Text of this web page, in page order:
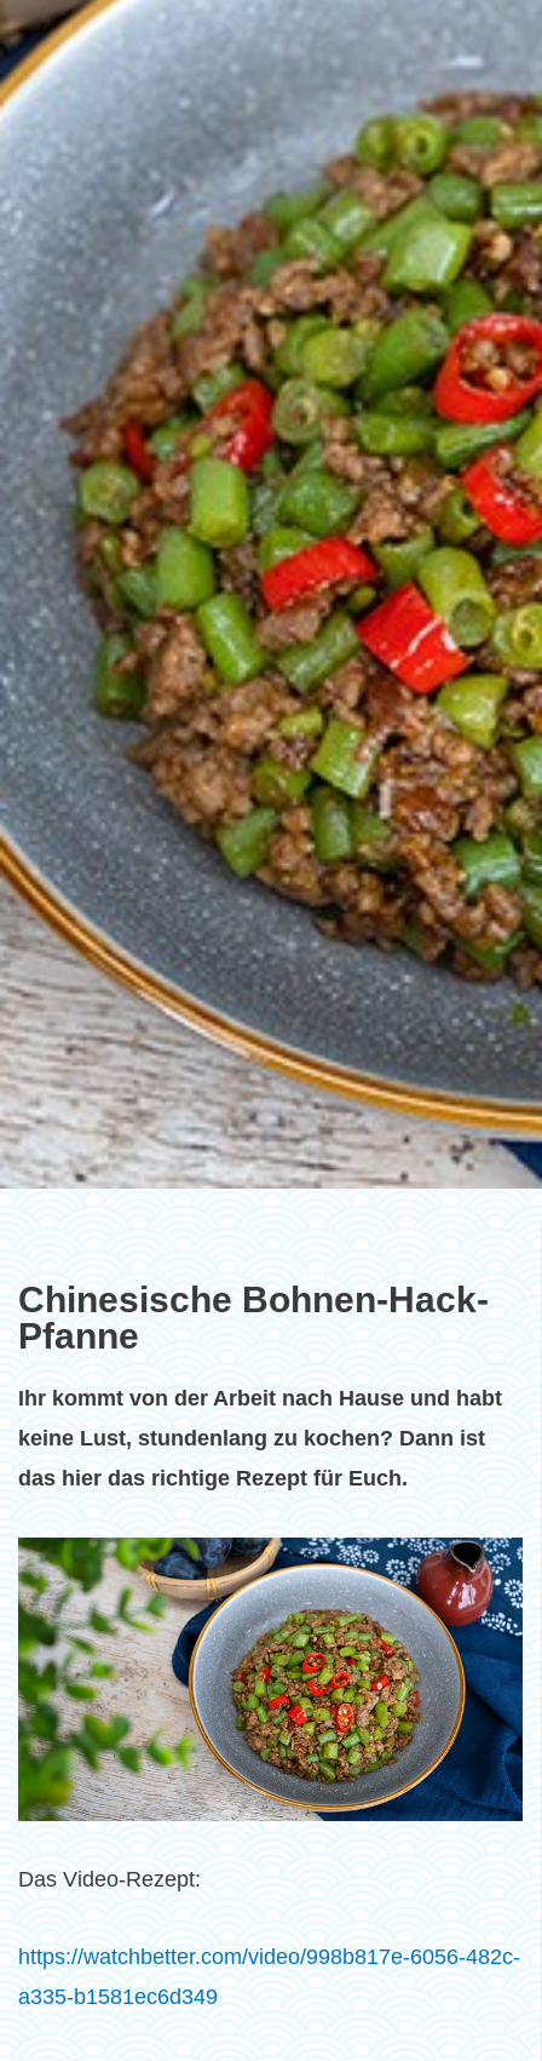
Chinesische Bohnen-Hack-
Pfanne
Ihr kommt von der Arbeit nach Hause und habt
keine Lust, stundenlang zu kochen? Dann ist
das hier das richtige Rezept für Euch.
Das Video-Rezept:
https://watchbetter.com/video/998b817e-6056-482c-
a335-b1581ec6d349